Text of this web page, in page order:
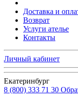
Доставка и
Возврат
Услуги ателье
Контакты
Личный кабинет
Екатеринбург
8 (800) 333 71 30